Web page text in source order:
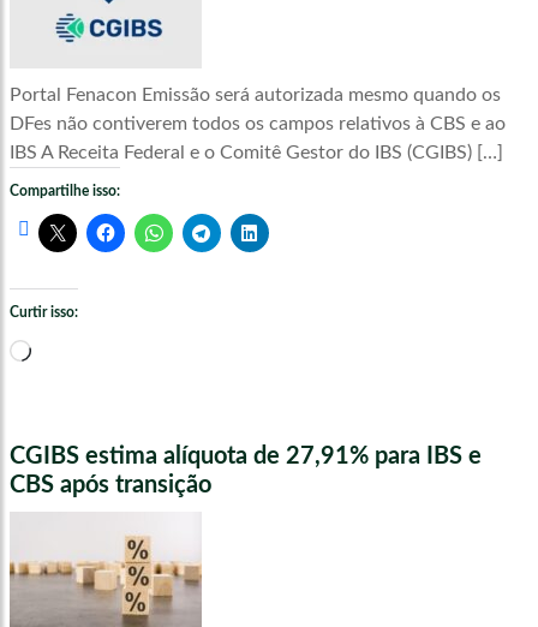
Portal Fenacon Emissão será autorizada mesmo quando os
DFes não contiverem todos os campos relativos à CBS e ao
IBS A Receita Federal e o Comitê Gestor do IBS (CGIBS) […]
Compartilhe isso:
Curtir isso:
Carregando...
CGIBS estima alíquota de 27,91% para IBS e
CBS após transição